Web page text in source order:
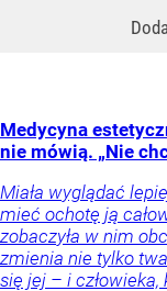
Medycyna
nie mówią. „Nie
Miała wyglądać
mieć ochotę ją
zobaczyła w nim
zmienia nie tylko
się jej – i człowieka,